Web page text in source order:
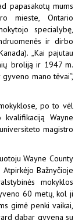
papasakotų mums
mieste, Ontario
specialybę,
ir dirbo
„Kai pajutau
broliją ir 1947 m.
mano tėvai“,
po to vėl
Wayne
magistro
Wayne County
Bažnyčioje
mokyklos
60 metų, kol ji
gimė penki vaikai,
dabar gyvena su